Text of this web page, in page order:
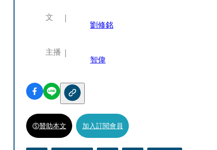
文
劉修銘
主播
智偉
贊助本文 加入訂閱會員